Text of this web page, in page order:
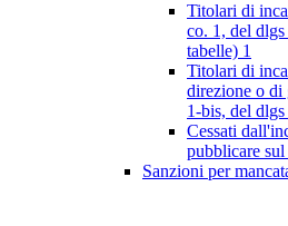
Titolari di
co. 1, del
tabelle) 1
Titolari di
direzione o di
1-bis, del
Cessati
pubblicare
Sanzioni per